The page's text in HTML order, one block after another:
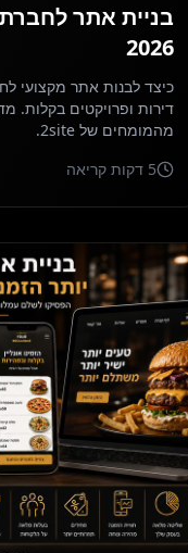
בניית אתר
2026
כיצד לבנות אתר מקצועי
דירות ופרויקטים בקלות.
מהמומחים של 2site.
5 דקות קריאה